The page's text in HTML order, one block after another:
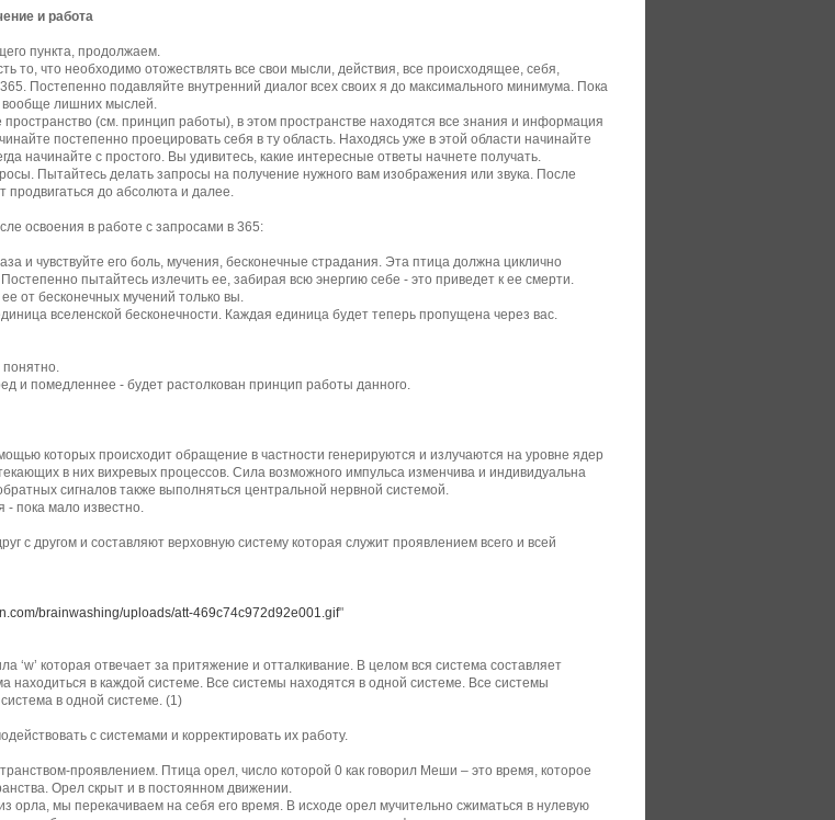
и работа
пункта, продолжаем.
то, что необходимо отожествлять все свои мысли, действия, все происходящее, себя,
Постепенно подавляйте внутренний диалог всех своих я до максимального минимума. Пока
вообще лишних мыслей.
(см. принцип работы), в этом пространстве находятся все знания и информация
постепенно проецировать себя в ту область. Находясь уже в этой области начинайте
начинайте с простого. Вы удивитесь, какие интересные ответы начнете получать.
Пытайтесь делать запросы на получение нужного вам изображения или звука. После
продвигаться до абсолюта и далее.
освоения в работе с запросами в 365:
и чувствуйте его боль, мучения, бесконечные страдания. Эта птица должна циклично
пытайтесь излечить ее, забирая всю энергию себе - это приведет к ее смерти.
от бесконечных мучений только вы.
вселенской бесконечности. Каждая единица будет теперь пропущена через вас.
понятно.
и помедленнее - будет растолкован принцип работы данного.
которых происходит обращение в частности генерируются и излучаются на уровне ядер
в них вихревых процессов. Сила возможного импульса изменчива и индивидуальна
сигналов также выполняться центральной нервной системой.
- пока мало известно.
с другом и составляют верховную систему которая служит проявлением всего и всей
brainwashing/uploads/att-469c74c972d92e001.gif"
‘w’ которая отвечает за притяжение и отталкивание. В целом вся система составляет
находиться в каждой системе. Все системы находятся в одной системе. Все системы
в одной системе. (1)
с системами и корректировать их работу.
проявлением. Птица орел, число которой 0 как говорил Меши – это время, которое
Орел скрыт и в постоянном движении.
орла, мы перекачиваем на себя его время. В исходе орел мучительно сжиматься в нулевую